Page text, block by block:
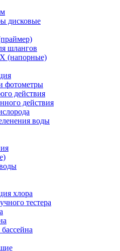
дисковые
шлангов
(напорные)
фотометры
действия
действия
воды
хлора
тестера